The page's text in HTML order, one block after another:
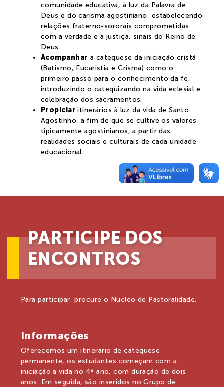
comunidade educativa, à luz da Palavra de
Deus e do carisma agostiniano, estabelecendo
relações fraterno-sororais comprometidas
com a verdade e a justiça, sinais do Reino de
Deus.
Acompanhar a catequese da iniciação cristã
(Batismo, Eucaristia e Crisma) como o
primeiro passo para o conhecimento da fé,
introduzindo o catequizando na vida eclesial e
celebração dos sacramentos.
Propiciaritinerários à luz da vida de Santo
Agostinho, a fim de que se cultive os valores
tipicamente agostinianos, a partir das
realidades sociais e culturais de cada unidade
educacional.
PARTICIPE DOS
ENCONTROS
Para participar, procure o Núcleo de Pastoralidade.
Informações
Oferecemos um itinerário de catequese
permanente, os estudantes começam com a
iniciação à vida no 4º ano, com duração de dois
anos. Em seguida, são inseridos no Grupo de